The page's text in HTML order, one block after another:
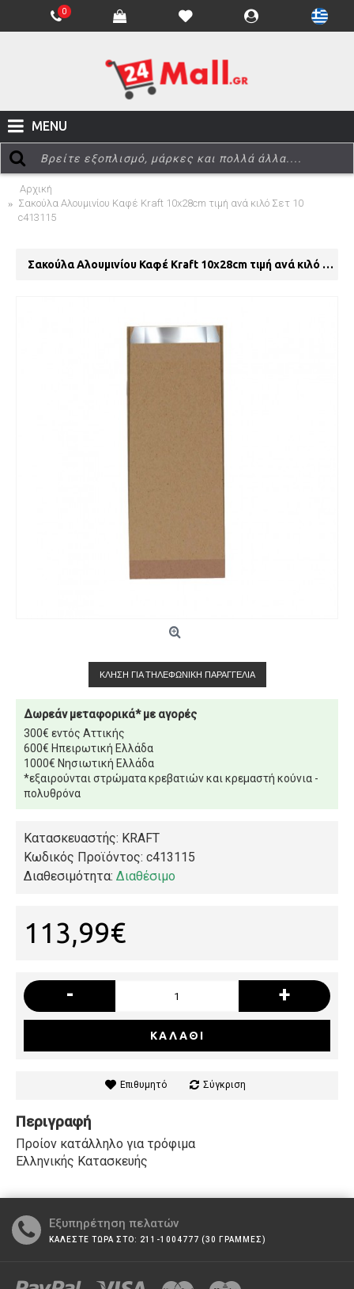
0
MENU
Αρχική
Σακούλα Αλουμινίου Καφέ Kraft 10x28cm τιμή ανά κιλό Σετ 10
c413115
Σακούλα Αλουμινίου Καφέ Kraft 10x28cm τιμή ανά κιλό Σετ 10 c413115
ΚΛΉΣΗ ΓΙΑ ΤΗΛΕΦΩΝΙΚΉ ΠΑΡΑΓΓΕΛΊΑ
Δωρεάν μεταφορικά* με αγορές
300€ εντός Αττικής
600€ Ηπειρωτική Ελλάδα
1000€ Νησιωτική Ελλάδα
*εξαιρούνται στρώματα κρεβατιών και κρεμαστή κούνια -
πολυθρόνα
Κατασκευαστής: KRAFT
Κωδικός Προϊόντος: c413115
Διαθεσιμότητα: Διαθέσιμο
113,99€
- +
ΚΑΛΆΘΙ
Επιθυμητό Σύγκριση
Περιγραφή
Προίον κατάλληλο για τρόφιμα
Ελληνικής Κατασκευής
Εξυπηρέτηση πελατών
ΚΑΛΕΣΤΕ ΤΩΡΑ ΣΤΟ: 211-1004777 (30 ΓΡΑΜΜΕΣ)